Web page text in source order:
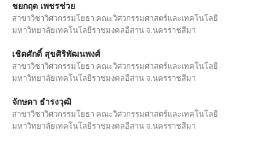
ชยกฤต เพชรช่วย
สาขาวิชาวิศวกรรมโยธา คณะวิศวกรรมศาสตร์และเทคโนโลยี
มหาวิทยาลัยเทคโนโลยีราชมงคลอีสาน จ.นครราชสีมา
เชิดศักดิ์ สุขศิริพัฒนพงศ์
สาขาวิชาวิศวกรรมโยธา คณะวิศวกรรมศาสตร์และเทคโนโลยี
มหาวิทยาลัยเทคโนโลยีราชมงคลอีสาน จ.นครราชสีมา
จักษดา ธำรงวุฒิ
สาขาวิชาวิศวกรรมโยธา คณะวิศวกรรมศาสตร์และเทคโนโลยี
มหาวิทยาลัยเทคโนโลยีราชมงคลอีสาน จ.นครราชสีมา